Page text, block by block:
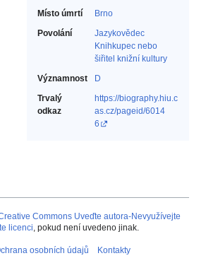
Místo úmrtí
Brno
Povolání
Jazykovědec‎
Knihkupec nebo
šiřitel knižní kultury‎
Významnost
D
Trvalý
odkaz
https://biography.hiu.c
as.cz/pageid/6014
6
Commons Uveďte autora-Nevyužívejte
licenci, pokud není uvedeno jinak.
osobních údajů Kontakty